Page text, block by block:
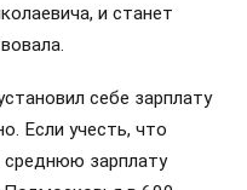
и станет
себе зарплату
Если учесть, что
зарплату